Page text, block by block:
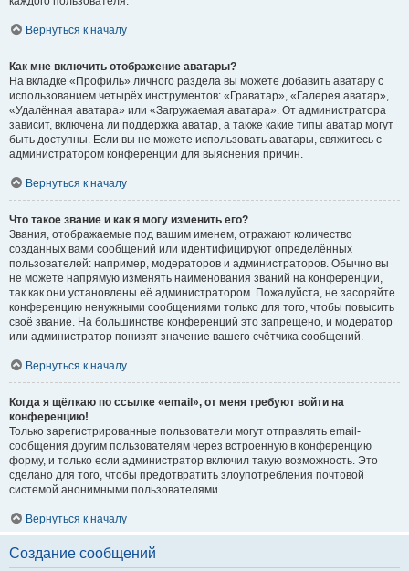
Вернуться к началу
Как мне включить отображение аватары?
На вкладке «Профиль» личного раздела вы можете добавить аватару с
использованием четырёх инструментов: «Граватар», «Галерея аватар»,
«Удалённая аватара» или «Загружаемая аватара». От администратора
зависит, включена ли поддержка аватар, а также какие типы аватар могут
быть доступны. Если вы не можете использовать аватары, свяжитесь с
администратором конференции для выяснения причин.
Вернуться к началу
Что такое звание и как я могу изменить его?
Звания, отображаемые под вашим именем, отражают количество
созданных вами сообщений или идентифицируют определённых
пользователей: например, модераторов и администраторов. Обычно вы
не можете напрямую изменять наименования званий на конференции,
так как они установлены её администратором. Пожалуйста, не засоряйте
конференцию ненужными сообщениями только для того, чтобы повысить
своё звание. На большинстве конференций это запрещено, и модератор
или администратор понизят значение вашего счётчика сообщений.
Вернуться к началу
Когда я щёлкаю по ссылке «email», от меня требуют войти на
конференцию!
Только зарегистрированные пользователи могут отправлять email-
сообщения другим пользователям через встроенную в конференцию
форму, и только если администратор включил такую возможность. Это
сделано для того, чтобы предотвратить злоупотребления почтовой
системой анонимными пользователями.
Вернуться к началу
Создание сообщений